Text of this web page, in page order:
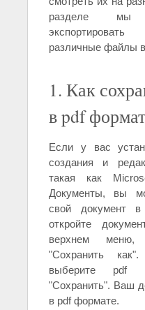
разделе мы
различные файлы
1. Как
в pdf
Если у вас
создания и
такая как
Документы, вы
свой документ
откройте
верхнем
"Сохранить
выберите pdf
"Сохранить". Ваш
в pdf формате.